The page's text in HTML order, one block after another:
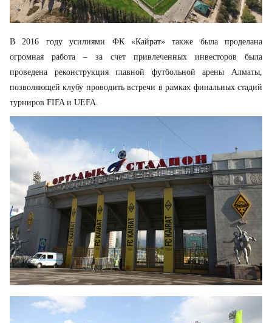
В 2016 году усилиями ФК «Кайрат» также была проделана
огромная работа – за счет привлеченных инвесторов была
проведена реконструкция главной футбольной арены Алматы,
позволяющей клубу проводить встречи в рамках финальных стадий
турниров FIFA и UEFA.